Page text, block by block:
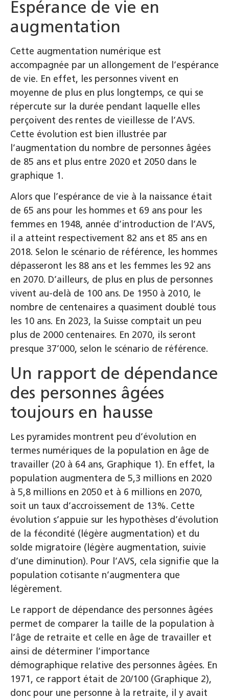
Espérance de vie en
augmentation
Cette augmentation numérique est
accompagnée par un allongement de l’espérance
de vie. En effet, les personnes vivent en
moyenne de plus en plus longtemps, ce qui se
répercute sur la durée pendant laquelle elles
perçoivent des rentes de vieillesse de l’AVS.
Cette évolution est bien illustrée par
l’augmentation du nombre de personnes âgées
de 85 ans et plus entre 2020 et 2050 dans le
graphique 1.
Alors que l’espérance de vie à la naissance était
de 65 ans pour les hommes et 69 ans pour les
femmes en 1948, année d’introduction de l’AVS,
il a atteint respectivement 82 ans et 85 ans en
2018. Selon le scénario de référence, les hommes
dépasseront les 88 ans et les femmes les 92 ans
en 2070. D’ailleurs, de plus en plus de personnes
vivent au-delà de 100 ans. De 1950 à 2010, le
nombre de centenaires a quasiment doublé tous
les 10 ans. En 2023, la Suisse comptait un peu
plus de 2000 centenaires. En 2070, ils seront
presque 37’000, selon le scénario de référence.
Un rapport de dépendance
des personnes âgées
toujours en hausse
Les pyramides montrent peu d’évolution en
termes numériques de la population en âge de
travailler (20 à 64 ans, Graphique 1). En effet, la
population augmentera de 5,3 millions en 2020
à 5,8 millions en 2050 et à 6 millions en 2070,
soit un taux d’accroissement de 13%. Cette
évolution s’appuie sur les hypothèses d’évolution
de la fécondité (légère augmentation) et du
solde migratoire (légère augmentation, suivie
d’une diminution). Pour l’AVS, cela signifie que la
population cotisante n’augmentera que
légèrement.
Le rapport de dépendance des personnes âgées
permet de comparer la taille de la population à
l’âge de retraite et celle en âge de travailler et
ainsi de déterminer l’importance
démographique relative des personnes âgées. En
1971, ce rapport était de 20/100 (Graphique 2),
donc pour une personne à la retraite, il y avait